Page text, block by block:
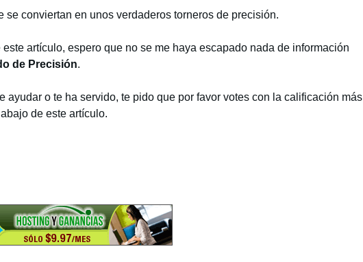
se conviertan en unos verdaderos torneros de precisión.
artículo, espero que no se me haya escapado nada de información
de Precisión.
ayudar o te ha servido, te pido que por favor votes con la calificación más
de este artículo.